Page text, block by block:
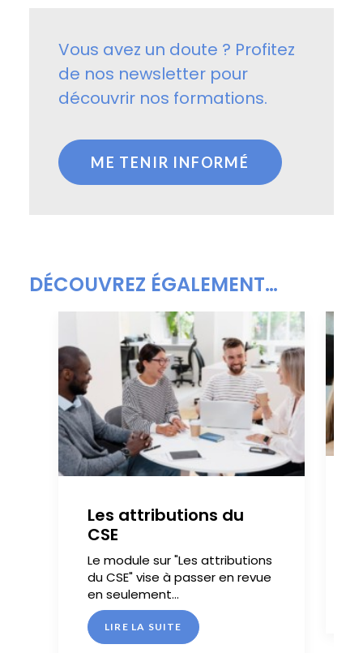
Vous avez un doute ? Profitez
de nos newsletter pour
découvrir nos formations.
ME TENIR INFORMÉ
DÉCOUVREZ ÉGALEMENT…
Les attributions du
CSE
Le module sur "Les attributions
du CSE" vise à passer en revue
en seulement…
LIRE LA SUITE